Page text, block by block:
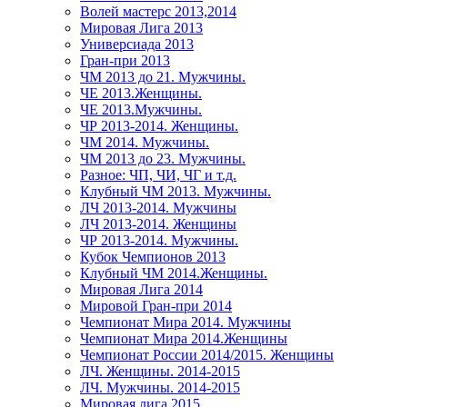
Волей мастерс 2013,2014
Мировая Лига 2013
Универсиада 2013
Гран-при 2013
ЧМ 2013 до 21. Мужчины.
ЧЕ 2013.Женщины.
ЧЕ 2013.Мужчины.
ЧР 2013-2014. Женщины.
ЧМ 2014. Мужчины.
ЧМ 2013 до 23. Мужчины.
Разное: ЧП, ЧИ, ЧГ и т.д.
Клубный ЧМ 2013. Мужчины.
ЛЧ 2013-2014. Мужчины
ЛЧ 2013-2014. Женщины
ЧР 2013-2014. Мужчины.
Кубок Чемпионов 2013
Клубный ЧМ 2014.Женщины.
Мировая Лига 2014
Мировой Гран-при 2014
Чемпионат Мира 2014. Мужчины
Чемпионат Мира 2014.Женщины
Чемпионат России 2014/2015. Женщины
ЛЧ. Женщины. 2014-2015
ЛЧ. Мужчины. 2014-2015
Мировая лига 2015